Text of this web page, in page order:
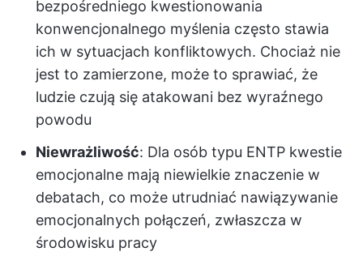
bezpośredniego kwestionowania
konwencjonalnego myślenia często stawia
ich w sytuacjach konfliktowych. Chociaż nie
jest to zamierzone, może to sprawiać, że
ludzie czują się atakowani bez wyraźnego
powodu
Niewrażliwość: Dla osób typu ENTP kwestie
emocjonalne mają niewielkie znaczenie w
debatach, co może utrudniać nawiązywanie
emocjonalnych połączeń, zwłaszcza w
środowisku pracy